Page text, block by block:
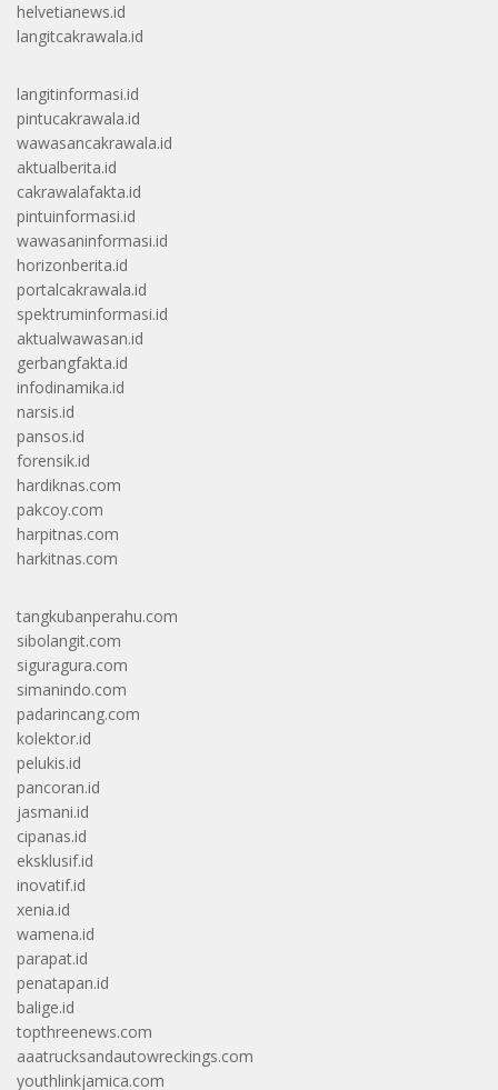
helvetianews.id
langitcakrawala.id
langitinformasi.id
pintucakrawala.id
wawasancakrawala.id
aktualberita.id
cakrawalafakta.id
pintuinformasi.id
wawasaninformasi.id
horizonberita.id
portalcakrawala.id
spektruminformasi.id
aktualwawasan.id
gerbangfakta.id
infodinamika.id
narsis.id
pansos.id
forensik.id
hardiknas.com
pakcoy.com
harpitnas.com
harkitnas.com
tangkubanperahu.com
sibolangit.com
siguragura.com
simanindo.com
padarincang.com
kolektor.id
pelukis.id
pancoran.id
jasmani.id
cipanas.id
eksklusif.id
inovatif.id
xenia.id
wamena.id
parapat.id
penatapan.id
balige.id
topthreenews.com
aaatrucksandautowreckings.com
youthlinkjamica.com